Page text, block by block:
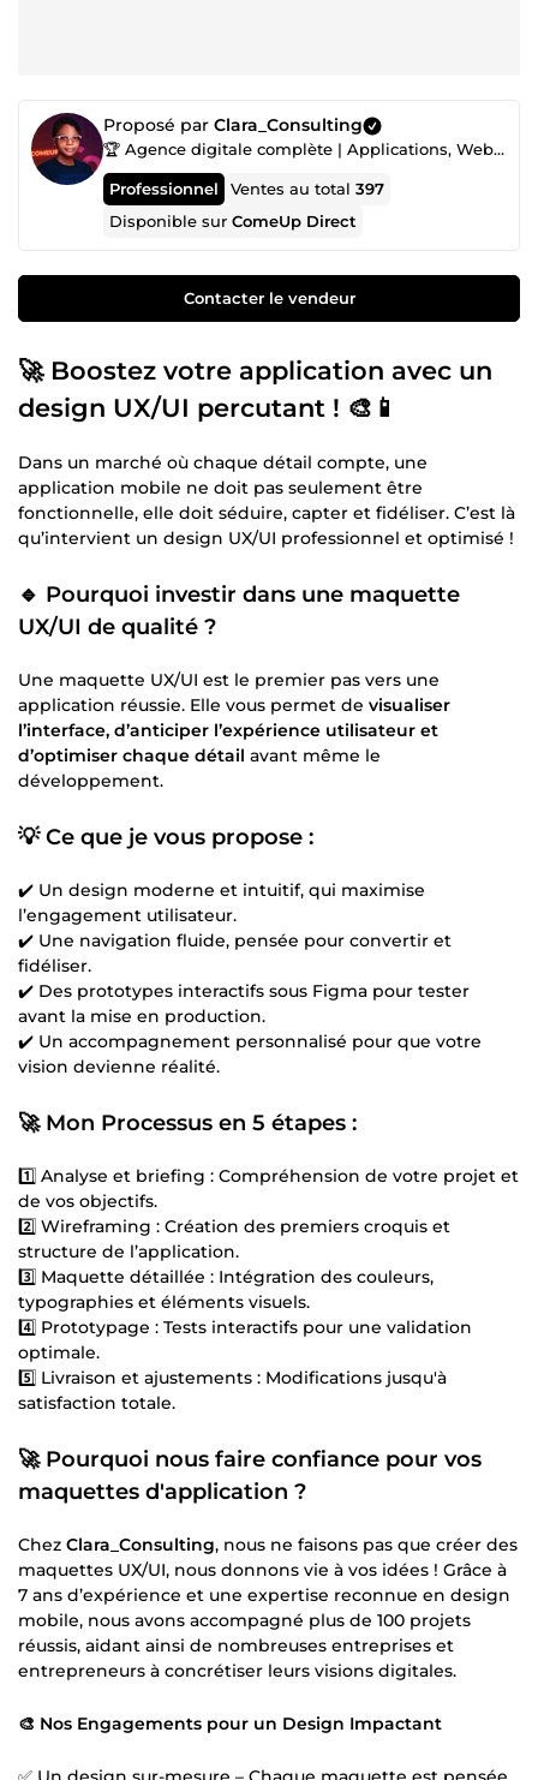
Proposé par Clara_Consulting
🏆 Agence digitale complète | Applications, Web, Marketing & Consulting
Professionnel Ventes au total397
Disponible surComeUp Direct
Contacter le vendeur
🚀 Boostez votre application avec un
design UX/UI percutant ! 🎨📱
Dans un marché où chaque détail compte, une
application mobile ne doit pas seulement être
fonctionnelle, elle doit séduire, capter et fidéliser. C’est là
qu’intervient un design UX/UI professionnel et optimisé !
🔹 Pourquoi investir dans une maquette
UX/UI de qualité ?
Une maquette UX/UI est le premier pas vers une
application réussie. Elle vous permet de visualiser
l’interface, d’anticiper l’expérience utilisateur et
d’optimiser chaque détail avant même le
développement.
💡 Ce que je vous propose :
✔️ Un design moderne et intuitif, qui maximise
l’engagement utilisateur.
✔️ Une navigation fluide, pensée pour convertir et
fidéliser.
✔️ Des prototypes interactifs sous Figma pour tester
avant la mise en production.
✔️ Un accompagnement personnalisé pour que votre
vision devienne réalité.
🚀 Mon Processus en 5 étapes :
1️⃣ Analyse et briefing : Compréhension de votre projet et
de vos objectifs.
2️⃣ Wireframing : Création des premiers croquis et
structure de l’application.
3️⃣ Maquette détaillée : Intégration des couleurs,
typographies et éléments visuels.
4️⃣ Prototypage : Tests interactifs pour une validation
optimale.
5️⃣ Livraison et ajustements : Modifications jusqu'à
satisfaction totale.
🚀 Pourquoi nous faire confiance pour vos
maquettes d'application ?
Chez Clara_Consulting, nous ne faisons pas que créer des
maquettes UX/UI, nous donnons vie à vos idées ! Grâce à
7 ans d’expérience et une expertise reconnue en design
mobile, nous avons accompagné plus de 100 projets
réussis, aidant ainsi de nombreuses entreprises et
entrepreneurs à concrétiser leurs visions digitales.
🎨 Nos Engagements pour un Design Impactant